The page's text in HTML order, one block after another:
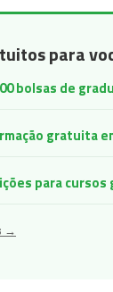
para
bolsas de
gratuita
para
→